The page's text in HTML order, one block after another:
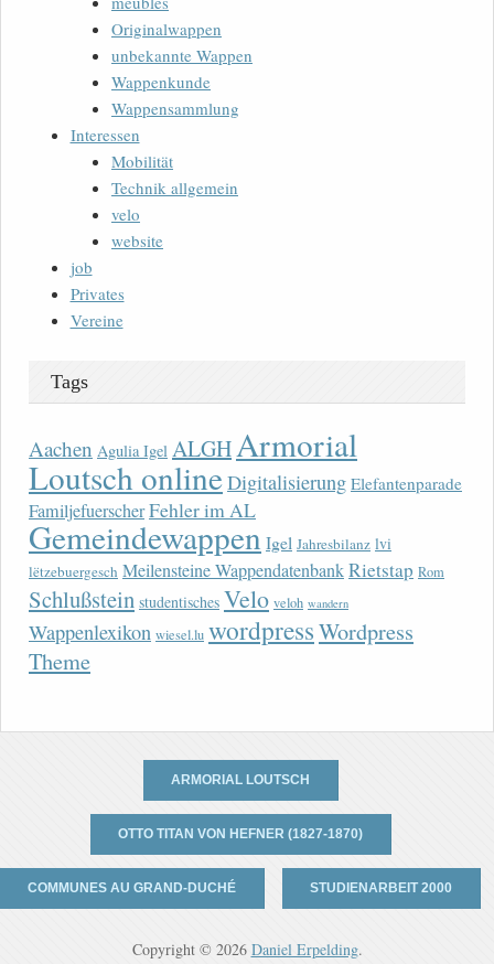
Originalwappen
unbekannte Wappen
Wappenkunde
Wappensammlung
Interessen
Mobilität
Technik allgemein
velo
website
job
Privates
Vereine
Tags
Aachen Agulia Igel ALGHArmorial
Loutsch onlineDigitalisierung Elefantenparade
FamiljefuerscherFehler im AL
Gemeindewappen Igel Jahresbilanz lvi
lëtzebuergesch Meilensteine WappendatenbankRietstap Rom
Schlußstein studentisches Velo veloh wandern
Wappenlexikon wiesel.lu wordpressWordpress
Theme
ARMORIAL LOUTSCH
OTTO TITAN VON HEFNER (1827-1870)
COMMUNES AU GRAND-DUCHÉ STUDIENARBEIT 2000
Copyright © 2026 Daniel Erpelding.